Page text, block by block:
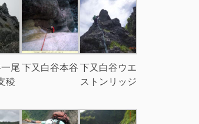
尾
稜
下又白谷本谷 下又白谷ウエ
ストンリッジ